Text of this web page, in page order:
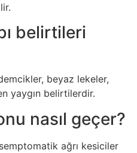
belirtileri
beyaz lekeler,
yaygın belirtilerdir.
nasıl geçer?
ağrı kesiciler